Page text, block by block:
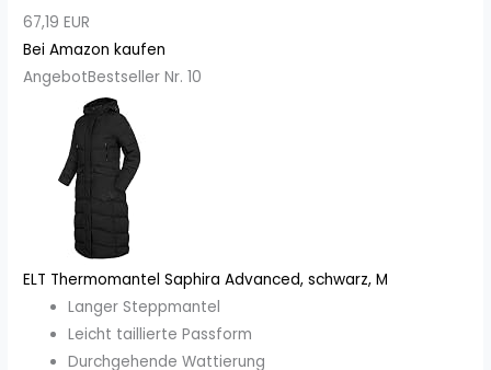
67,19 EUR
Bei Amazon kaufen
AngebotBestseller Nr. 10
ELT Thermomantel Saphira Advanced, schwarz, M
Langer Steppmantel
Leicht taillierte Passform
Durchgehende Wattierung